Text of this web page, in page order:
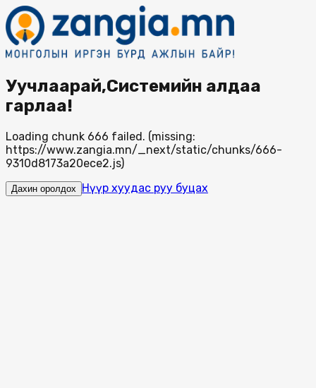
Уучлаарай,Системийн алдаа
гарлаа!
Loading chunk 666 failed. (missing:
https://www.zangia.mn/_next/static/chunks/666-
9310d8173a20ece2.js)
Дахин оролдох Нүүр хуудас руу буцах